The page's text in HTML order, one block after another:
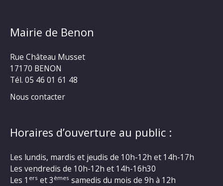
Mairie de Benon
Rue Château Musset
17170 BENON
Tél. 05 46 01 61 48
Nous contacter
Horaires d’ouverture au public :
Les lundis, mardis et jeudis de 10h-12h et 14h-17h
Les vendredis de 10h-12h et 14h-16h30
Les 1 ers et 3 èmes samedis du mois de 9h à 12h